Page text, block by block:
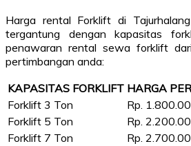
Harga rental Forklift di
tergantung dengan kapasitas
penawaran rental sewa forklift
pertimbangan anda:
KAPASITAS FORKLIFT HARGA
Forklift 3 Ton
Rp.
Forklift 5 Ton
Rp.
Forklift 7 Ton
Rp.